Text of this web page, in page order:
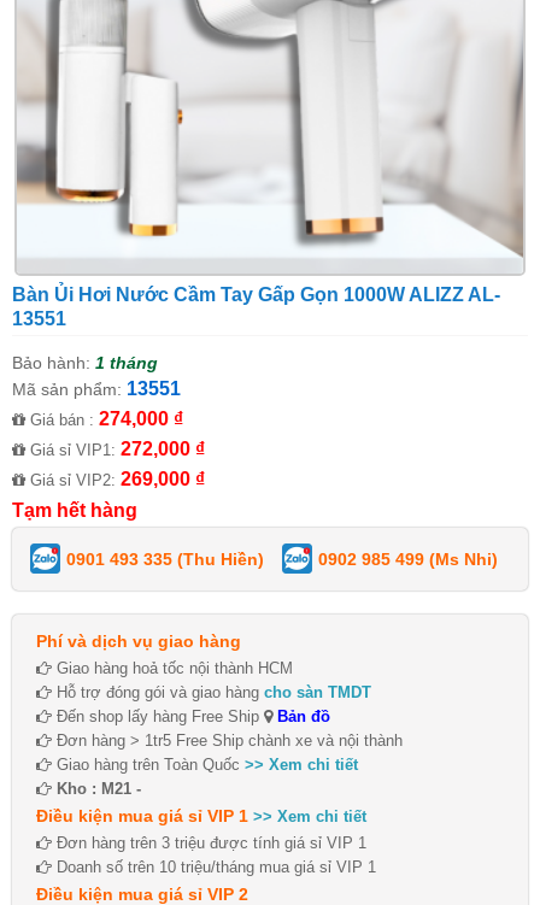
Bàn Ủi Hơi Nước Cầm Tay Gấp Gọn 1000W ALIZZ AL-
13551
Bảo hành: 1 tháng
Mã sản phẩm: 13551
Giá bán : 274,000 ₫
Giá sỉ VIP1: 272,000 ₫
Giá sỉ VIP2: 269,000 ₫
Tạm hết hàng
0901 493 335 (Thu Hiền) 0902 985 499 (Ms Nhi)
Phí và dịch vụ giao hàng
Giao hàng hoả tốc nội thành HCM
Hỗ trợ đóng gói và giao hàng cho sàn TMDT
Đến shop lấy hàng Free Ship
Bản đồ
Đơn hàng > 1tr5 Free Ship chành xe và nội thành
Giao hàng trên Toàn Quốc >> Xem chi tiết
Kho : M21 -
Điều kiện mua giá sỉ VIP 1 >> Xem chi tiết
Đơn hàng trên 3 triệu được tính giá sỉ VIP 1
Doanh số trên 10 triệu/tháng mua giá sỉ VIP 1
Điều kiện mua giá sỉ VIP 2